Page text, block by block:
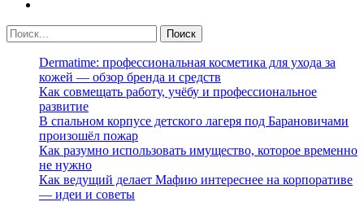
Dermatime: профессиональная косметика для ухода за
кожей — обзор бренда и средств
Как совмещать работу, учёбу и профессиональное
развитие
В спальном корпусе детского лагеря под Барановичами
произошёл пожар
Как разумно использовать имущество, которое временно
не нужно
Как ведущий делает Мафию интереснее на корпоративе
— идеи и советы